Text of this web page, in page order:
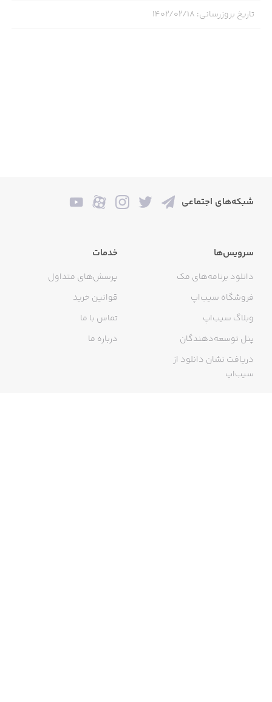
تاریخ بروزرسانی: ۱۴۰۲/۰۲/۱۸
شبکه‌های اجتماعی
سرویس‌ها
دانلود برنامه‌های مک
فروشگاه سیب‌اپ
وبلاگ سیب‌اپ
پنل توسعه‌دهندگان
دریافت نشان دانلود از
سیب‌اپ
خدمات
پرسش‌های متداول
قوانین خرید
تماس با ما
درباره ما